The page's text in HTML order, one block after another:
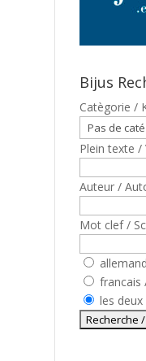
Bijus
Catègorie /
Plein texte /
Auteur /
Mot clef /
francais
les